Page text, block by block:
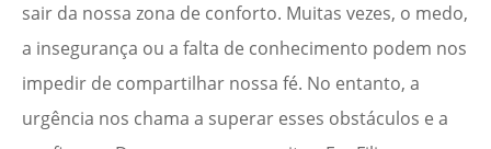
sair da nossa zona de conforto. Muitas vezes, o medo,
a insegurança ou a falta de conhecimento podem nos
impedir de compartilhar nossa fé. No entanto, a
urgência nos chama a superar esses obstáculos e a